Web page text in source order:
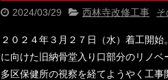
2024/03/29 西林寺改修工事
２０２４年３月２７日（水）着工開始
に向けた旧納骨堂入り口部分のリノ
多区保健所の視察を経てようやく工